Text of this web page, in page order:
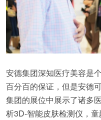
安德集团深知医疗美容是
百分百的保证，但是安德
集团的展位中展示了诸多
析3D-智能皮肤检测仪，